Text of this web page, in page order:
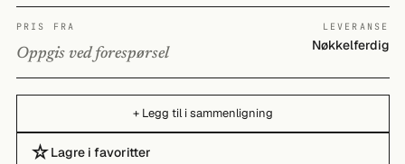
PRIS FRA
Oppgis ved forespørsel
LEVERANSE
Nøkkelferdig
+ Legg til i sammenligning
☆Lagre i favoritter